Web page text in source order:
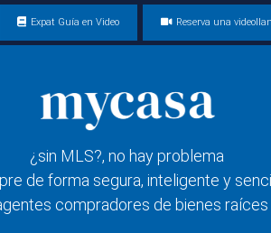
Expat Guía en Video Reserva una
¿sin MLS?, no hay problema
de forma segura, inteligente y
compradores de bienes